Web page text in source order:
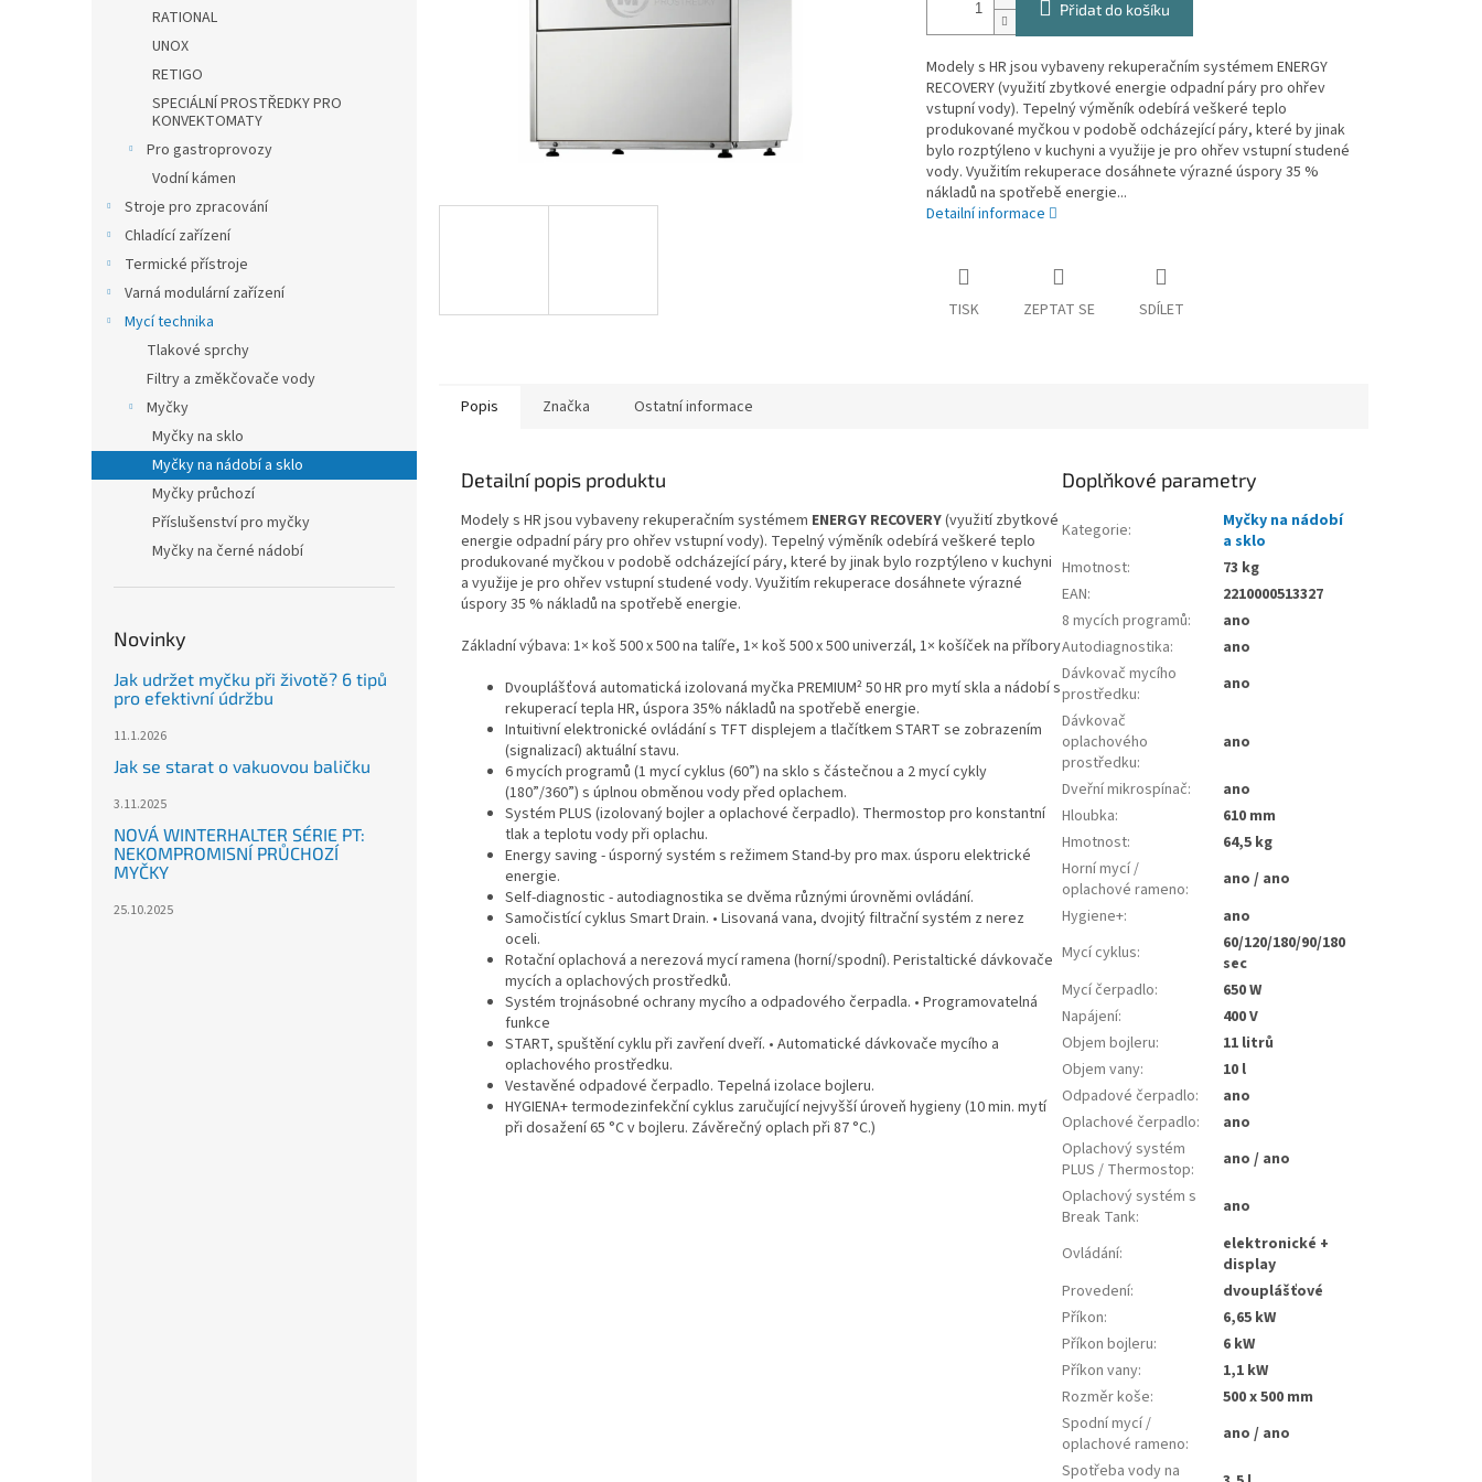
RATIONAL
UNOX
RETIGO
SPECIÁLNÍ PROSTŘEDKY PRO
KONVEKTOMATY
Pro gastroprovozy
Vodní kámen
Stroje pro zpracování
Chladící zařízení
Termické přístroje
Varná modulární zařízení
Mycí technika
Tlakové sprchy
Filtry a změkčovače vody
Myčky
Myčky na sklo
Myčky na nádobí a sklo
Myčky průchozí
Příslušenství pro myčky
Myčky na černé nádobí
Novinky
Jak udržet myčku při životě? 6 tipů
pro efektivní údržbu
11.1.2026
Jak se starat o vakuovou baličku
3.11.2025
NOVÁ WINTERHALTER SÉRIE PT:
NEKOMPROMISNÍ PRŮCHOZÍ
MYČKY
25.10.2025
Přidat do košíku
Modely s HR jsou vybaveny rekuperačním systémem ENERGY
RECOVERY (využití zbytkové energie odpadní páry pro ohřev
vstupní vody). Tepelný výměník odebírá veškeré teplo
produkované myčkou v podobě odcházející páry, které by jinak
bylo rozptýleno v kuchyni a využije je pro ohřev vstupní studené
vody. Využitím rekuperace dosáhnete výrazné úspory 35 %
nákladů na spotřebě energie...
Detailní informace
TISK ZEPTAT SE SDÍLET
Popis Značka Ostatní informace
Detailní popis produktu
Modely s HR jsou vybaveny rekuperačním systémem ENERGY RECOVERY(využití zbytkové
energie odpadní páry pro ohřev vstupní vody). Tepelný výměník odebírá veškeré teplo
produkované myčkou v podobě odcházející páry, které by jinak bylo rozptýleno v kuchyni
a využije je pro ohřev vstupní studené vody. Využitím rekuperace dosáhnete výrazné
úspory 35 % nákladů na spotřebě energie.
Základní výbava: 1× koš 500 x 500 na talíře, 1× koš 500 x 500 univerzál, 1× košíček na příbory
Dvouplášťová automatická izolovaná myčka PREMIUM² 50 HR pro mytí skla a nádobí s
rekuperací tepla HR, úspora 35% nákladů na spotřebě energie.
Intuitivní elektronické ovládání s TFT displejem a tlačítkem START se zobrazením
(signalizací) aktuální stavu.
6 mycích programů (1 mycí cyklus (60”) na sklo s částečnou a 2 mycí cykly
(180”/360”) s úplnou obměnou vody před oplachem.
Systém PLUS (izolovaný bojler a oplachové čerpadlo). Thermostop pro konstantní
tlak a teplotu vody při oplachu.
Energy saving - úsporný systém s režimem Stand-by pro max. úsporu elektrické
energie.
Self-diagnostic - autodiagnostika se dvěma různými úrovněmi ovládání.
Samočistící cyklus Smart Drain. • Lisovaná vana, dvojitý filtrační systém z nerez
oceli.
Rotační oplachová a nerezová mycí ramena (horní/spodní). Peristaltické dávkovače
mycích a oplachových prostředků.
Systém trojnásobné ochrany mycího a odpadového čerpadla. • Programovatelná
funkce
START, spuštění cyklu při zavření dveří. • Automatické dávkovače mycího a
oplachového prostředku.
Vestavěné odpadové čerpadlo. Tepelná izolace bojleru.
HYGIENA+ termodezinfekční cyklus zaručující nejvyšší úroveň hygieny (10 min. mytí
při dosažení 65 °C v bojleru. Závěrečný oplach při 87 °C.)
Doplňkové parametry
Kategorie:
Myčky na nádobí
a sklo
Hmotnost:
73 kg
EAN:
2210000513327
8 mycích programů:
ano
Autodiagnostika:
ano
Dávkovač mycího
prostředku:
ano
Dávkovač
oplachového
prostředku:
ano
Dveřní mikrospínač:
ano
Hloubka:
610 mm
Hmotnost:
64,5 kg
Horní mycí /
oplachové rameno:
ano / ano
Hygiene+:
ano
Mycí cyklus:
60/120/180/90/180
sec
Mycí čerpadlo:
650 W
Napájení:
400 V
Objem bojleru:
11 litrů
Objem vany:
10 l
Odpadové čerpadlo:
ano
Oplachové čerpadlo:
ano
Oplachový systém
PLUS / Thermostop:
ano / ano
Oplachový systém s
Break Tank: ano
Ovládání:
elektronické +
display
Provedení:
dvouplášťové
Příkon:
6,65 kW
Příkon bojleru:
6 kW
Příkon vany:
1,1 kW
Rozměr koše:
500 x 500 mm
Spodní mycí /
oplachové rameno:
ano / ano
Spotřeba vody na